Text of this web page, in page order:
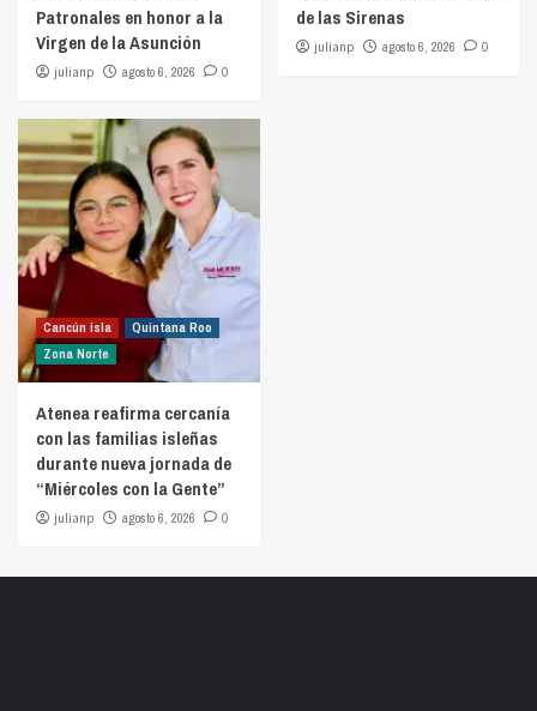
Patronales en honor a la
Virgen de la Asunción
julianp agosto 6, 2026 0
de las Sirenas
julianp agosto 6, 2026 0
Cancún isla
Quintana Roo
Zona Norte
Atenea reafirma cercanía
con las familias isleñas
durante nueva jornada de
“Miércoles con la Gente”
julianp agosto 6, 2026 0